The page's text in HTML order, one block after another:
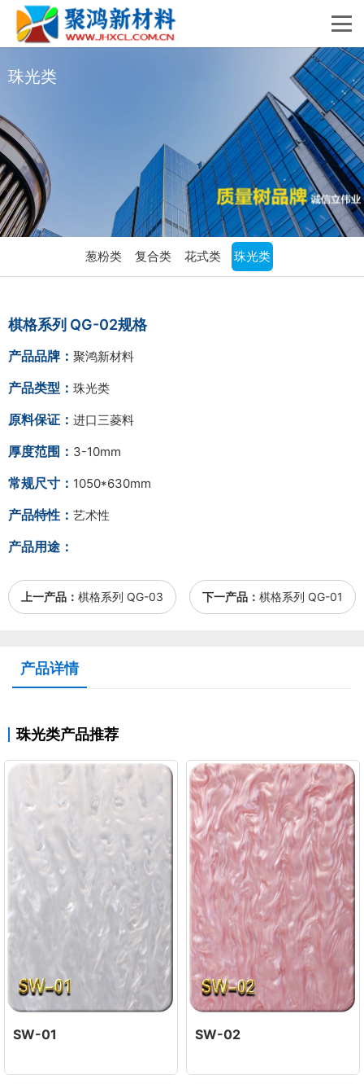
珠光类
葱粉类 复合类 花式类 珠光类
棋格系列 QG-02规格
产品品牌： 聚鸿新材料
产品类型： 珠光类
原料保证： 进口三菱料
厚度范围： 3-10mm
常规尺寸： 1050*630mm
产品特性： 艺术性
产品用途：
上一产品： 棋格系列 QG-03 下一产品： 棋格系列 QG-01
产品详情
珠光类产品推荐
SW-01 SW-02